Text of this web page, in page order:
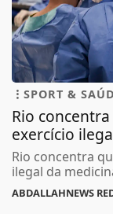
SPORT &
Rio
exercício
Rio concentra
ilegal da
ABDALLAHNEWS